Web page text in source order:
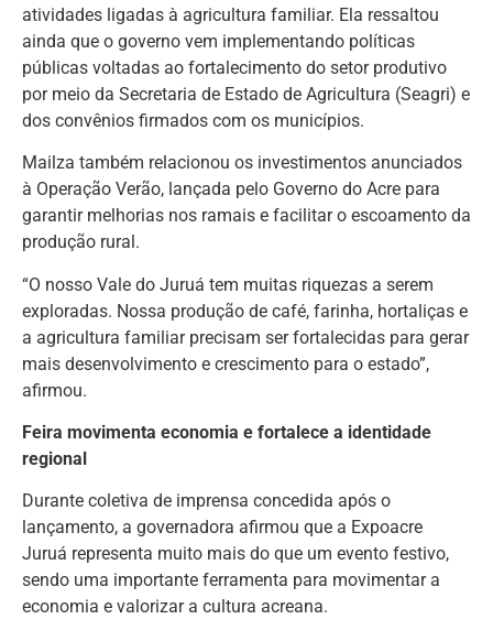
atividades ligadas à agricultura familiar. Ela ressaltou
ainda que o governo vem implementando políticas
públicas voltadas ao fortalecimento do setor produtivo
por meio da Secretaria de Estado de Agricultura (Seagri) e
dos convênios firmados com os municípios.
Mailza também relacionou os investimentos anunciados
à Operação Verão, lançada pelo Governo do Acre para
garantir melhorias nos ramais e facilitar o escoamento da
produção rural.
“O nosso Vale do Juruá tem muitas riquezas a serem
exploradas. Nossa produção de café, farinha, hortaliças e
a agricultura familiar precisam ser fortalecidas para gerar
mais desenvolvimento e crescimento para o estado”,
afirmou.
Feira movimenta economia e fortalece a identidade
regional
Durante coletiva de imprensa concedida após o
lançamento, a governadora afirmou que a Expoacre
Juruá representa muito mais do que um evento festivo,
sendo uma importante ferramenta para movimentar a
economia e valorizar a cultura acreana.